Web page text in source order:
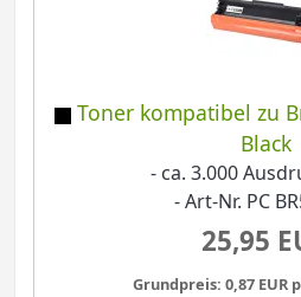
Toner kompatibel zu
Black
- ca. 3.000
- Art-Nr. PC
25,95
Grundpreis: 0,87 EUR